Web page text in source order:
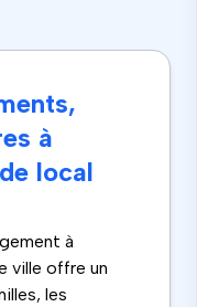
à
local
à
ville offre un
les